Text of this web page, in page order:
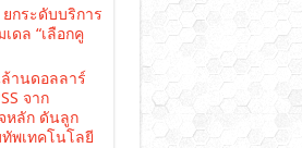
กระดับบริการ
ดล “เลือกคู
านดอลลาร์
จาก
หลัก ดันลูก
พเทคโนโลยี